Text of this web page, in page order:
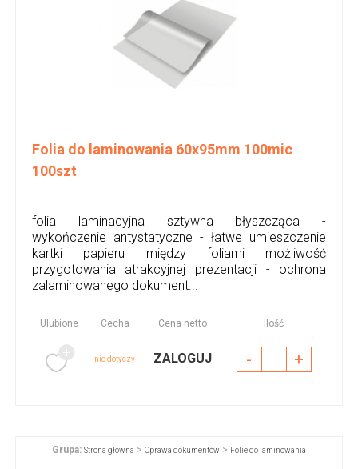
Folia do laminowania 60x95mm 100mic
100szt
folia laminacyjna sztywna błyszcząca -
wykończenie antystatyczne - łatwe umieszczenie
kartki papieru między foliami możliwość
przygotowania atrakcyjnej prezentacji - ochrona
zalaminowanego dokument...
Ulubione Cecha Cena netto Ilość
nie dotyczy ZALOGUJ - +
Grupa: Strona główna > Oprawa dokumentów > Folie do laminowania